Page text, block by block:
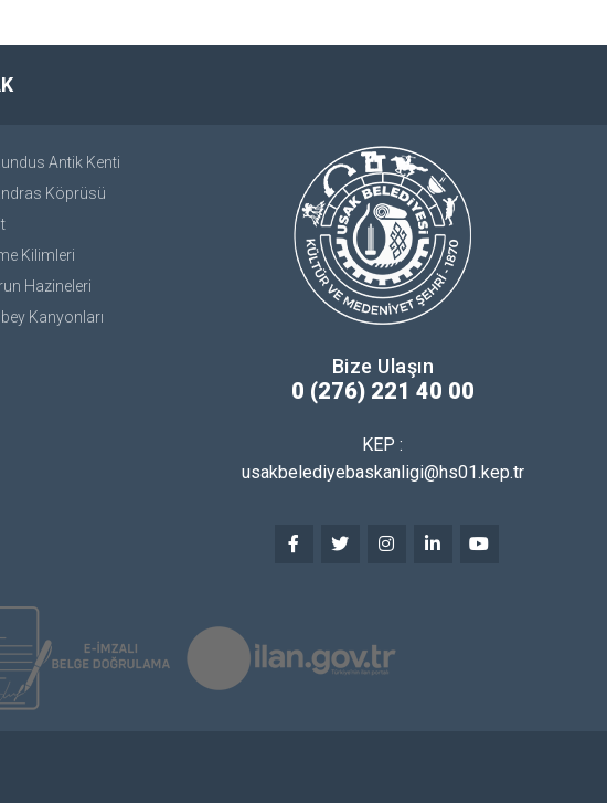
Antik Kenti
Köprüsü
Kilimleri
Hazineleri
Kanyonları
Bize Ulaşın
0 (276) 221 40 00
KEP :
usakbelediyebaskanligi@hs01.kep.tr